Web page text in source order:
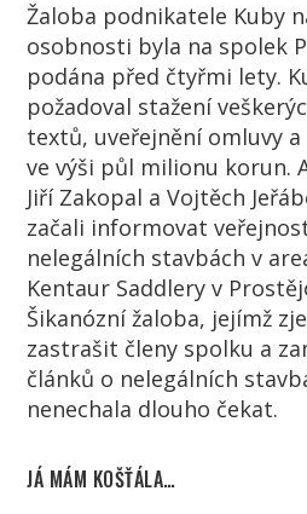
Žaloba podnikatele Kuby
osobnosti byla na spolek
podána před čtyřmi lety.
požadoval stažení
textů, uveřejnění omluvy
ve výši půl milionu korun.
Jiří Zakopal a Vojtěch
začali informovat
nelegálních stavbách v
Kentaur Saddlery v
Šikanózní žaloba, jejímž
zastrašit členy spolku a
článků o nelegálních
nenechala dlouho čekat.
JÁ MÁM KOŠŤÁLA…